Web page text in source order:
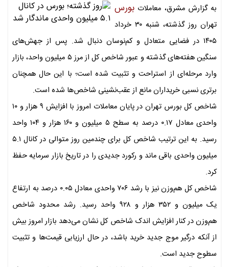
به گزارش مشرق، معاملات بورس
تهران روز گذشته، شنبه ۳۰ خرداد
۱۴۰۵ در فضایی متعادل و کم‌نوسان دنبال شد. پس از جهش‌های
سنگین هفته‌های گذشته و عبور شاخص کل از مرز ۵ میلیون واحد، بازار
وارد مرحله‌ای از استراحت و تثبیت شده است؛ با این حال همچنان
برتری نسبی خریداران مانع از عقب‌نشینی شاخص‌ها شده است.
شاخص کل بورس تهران در پایان معاملات امروز با افزایش ۹ هزار و ۱۰
واحدی معادل ۰.۱۷ درصد به سطح ۵ میلیون و ۱۶۰ هزار و ۱۰۴ واحد
رسید. به این ترتیب شاخص کل برای چندمین روز متوالی در کانال ۵.۱
میلیون واحدی باقی ماند و رکورد جدیدی را در تاریخ بازار سرمایه حفظ
کرد.
شاخص کل هم‌وزن نیز با رشد ۷۰۶ واحدی معادل ۰.۰۵ درصد به ارتفاع
یک میلیون و ۳۵۲ هزار و ۹۲۸ واحد رسید. رشد محدود شاخص
هم‌وزن در کنار افزایش اندک شاخص کل نشان می‌دهد بازار امروز بیش
از آنکه درگیر موج جدید خرید باشد، در حال ارزیابی قیمت‌ها و تثبیت
سطوح جدید است.